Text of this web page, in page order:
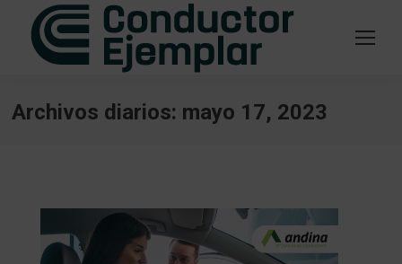
Archivos diarios: mayo 17, 2023